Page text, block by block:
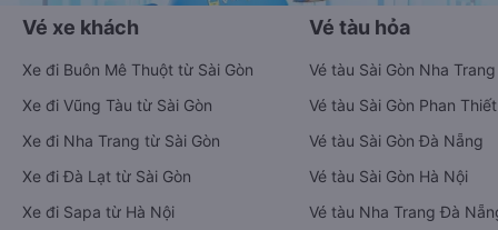
Vé xe khách
Xe đi Buôn Mê Thuột từ Sài Gòn
Xe đi Vũng Tàu từ Sài Gòn
Xe đi Nha Trang từ Sài Gòn
Xe đi Đà Lạt từ Sài Gòn
Xe đi Sapa từ Hà Nội
Vé tàu hỏa
Vé tàu Sài Gòn Nha Trang
Vé tàu Sài Gòn Phan Thiết
Vé tàu Sài Gòn Đà Nẵng
Vé tàu Sài Gòn Hà Nội
Vé tàu Nha Trang Đà